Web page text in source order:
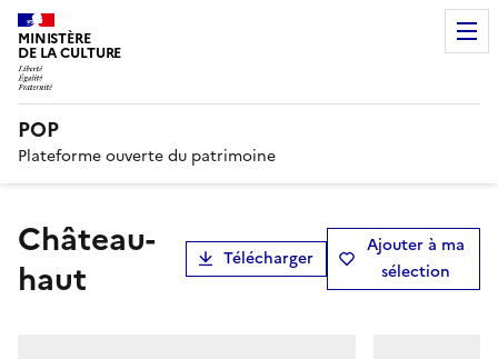
MINISTÈRE
DE LA CULTURE
POP
Plateforme ouverte du patrimoine
Château-
haut
Télécharger
Ajouter à ma
sélection